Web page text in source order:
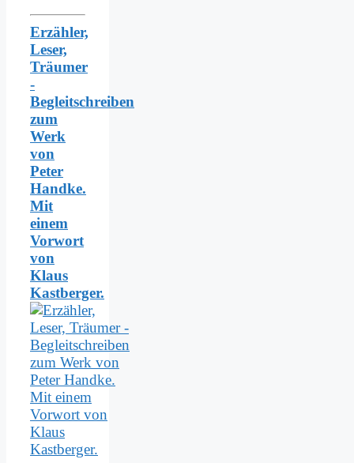
Erzähler,
Leser,
Träumer
-
Begleitschreiben
zum
Werk
von
Peter
Handke.
Mit
einem
Vorwort
von
Klaus
Kastberger.